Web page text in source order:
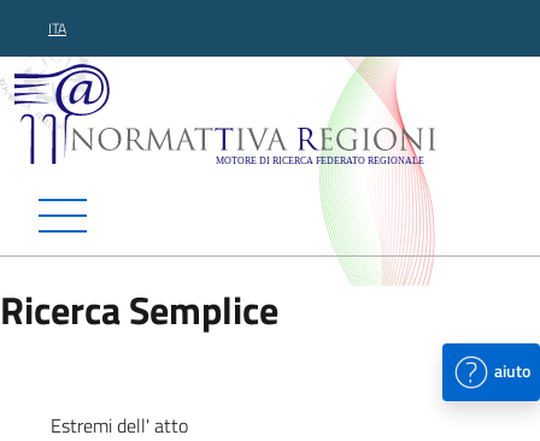
ITA
Normattiva Regioni -
Ricerca Semplice
aiuto
Estremi dell' atto